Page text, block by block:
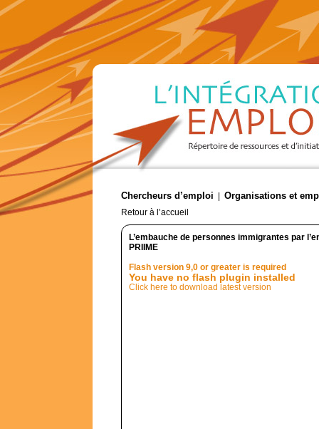
Chercheurs d’emploi Organisations et
Retour à l’accueil
L’embauche de personnes immigrantes par
PRIIME
Flash version 9,0 or greater is required
You have no flash plugin installed
Click here to download latest version